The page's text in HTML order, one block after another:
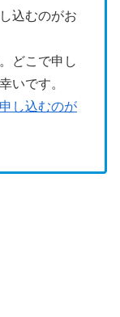
込むのがお
どこで申し
いです。
し込むのが